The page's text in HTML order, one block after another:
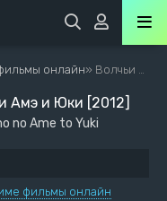
онлайн» Волчьи дети Амэ и Юки [2012]
Амэ и Юки [2012]
no Ame to Yuki
фильмы онлайн